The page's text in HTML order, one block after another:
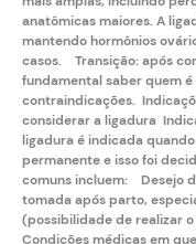
anatômicas maiores. A
mantendo hormônios
casos. Transição: após
fundamental saber quem
contraindicações.
considerar a ligadura
ligadura é indicada
permanente e isso foi
comuns incluem: Desejo
tomada após parto,
(possibilidade de realizar
Condições médicas em